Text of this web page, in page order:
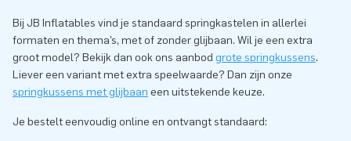
Bij JB Inflatables vind je standaard springkastelen in allerlei
formaten en thema’s, met of zonder glijbaan. Wil je een extra
groot model? Bekijk dan ook ons aanbod grote springkussens.
Liever een variant met extra speelwaarde? Dan zijn onze
springkussens met glijbaan een uitstekende keuze.
Je bestelt eenvoudig online en ontvangt standaard: